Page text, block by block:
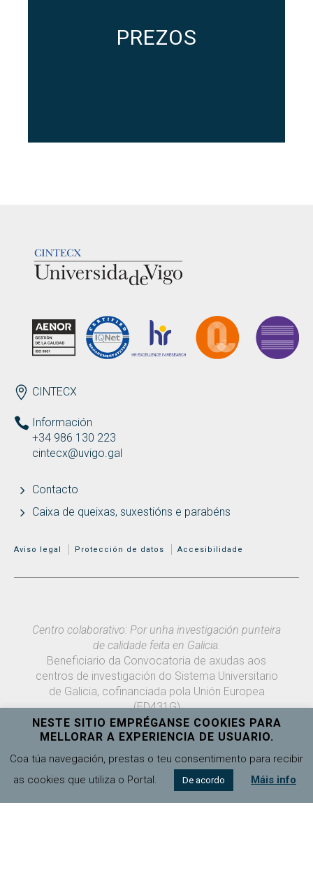
PREZOS
ENDEREZO
CINTECX
Información
+34 986 130 223
cintecx@uvigo.gal
Contacto
Caixa de queixas, suxestións e parabéns
MENÚ ADICIONAL
Aviso legal Protección de datos Accesibilidade
Centro colaborativo: Por unha investigación punteira
de calidade feita en Galicia.
Beneficiario da Convocatoria de axudas aos
centros de investigación do Sistema Universitario
de Galicia, cofinanciada pola Unión Europea
(ED431G)
NESTE SITIO EMPRÉGANSE COOKIES PARA
MELLORAR A EXPERIENCIA DE USUARIO.
Coa túa navegación, prestas o teu consentimento para recibir
as cookies que utiliza o Portal.
De acordo Máis info